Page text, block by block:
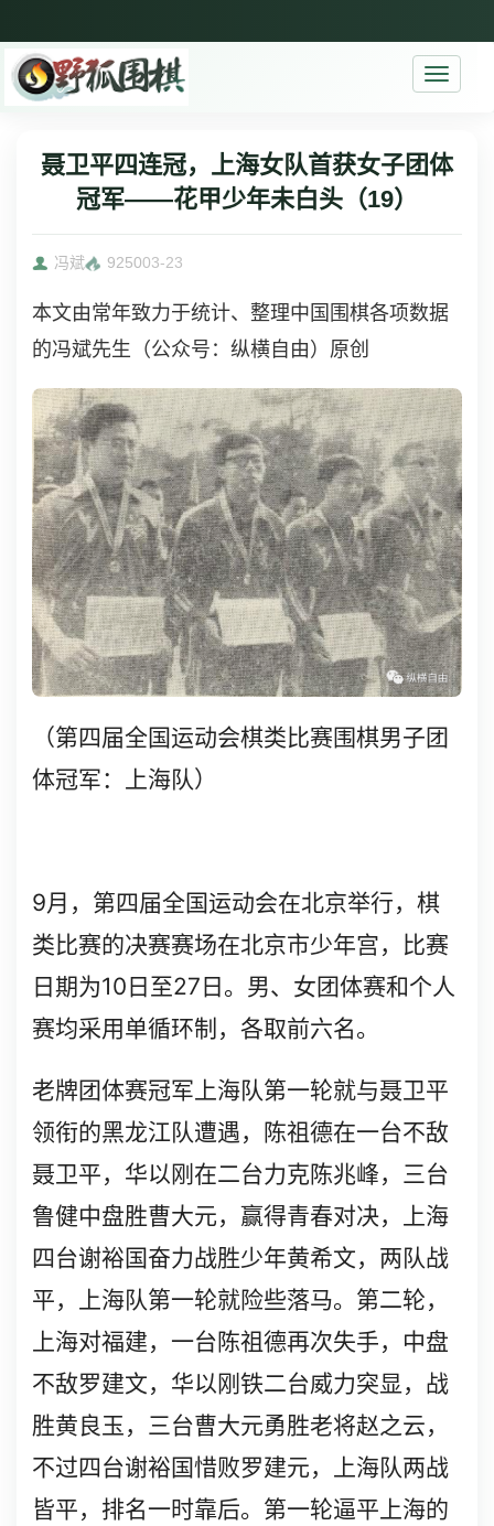
Toggle
聂卫平四连冠，上海女队首获女子团体
冠军——花甲少年未白头（19）
冯斌 925003-23
本文由常年致力于统计、整理中国围棋各项数据
的冯斌先生（公众号：纵横自由）原创
（第四届全国运动会棋类比赛围棋男子团
体冠军：上海队）
9月，第四届全国运动会在北京举行，棋
类比赛的决赛赛场在北京市少年宫，比赛
日期为10 日至27 日。男、女团体赛和个人
赛均采用单循环制，各取前六名。
老牌团体赛冠军上海队第一轮就与聂卫平
领衔的黑龙江队遭遇，陈祖德在一台不敌
聂卫平，华以刚在二台力克陈兆峰，三台
鲁健中盘胜曹大元，赢得青春对决，上海
四台谢裕国奋力战胜少年黄希文，两队战
平，上海队第一轮就险些落马。第二轮，
上海对福建，一台陈祖德再次失手，中盘
不敌罗建文，华以刚铁二台威力突显，战
胜黄良玉，三台曹大元勇胜老将赵之云，
不过四台谢裕国惜败罗建元，上海队两战
皆平，排名一时靠后。第一轮逼平上海的